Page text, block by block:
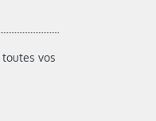
vos